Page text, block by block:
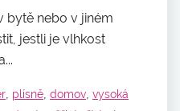
bytě nebo v jiném
jestli je vlhkost
, plísně, domov, vysoká